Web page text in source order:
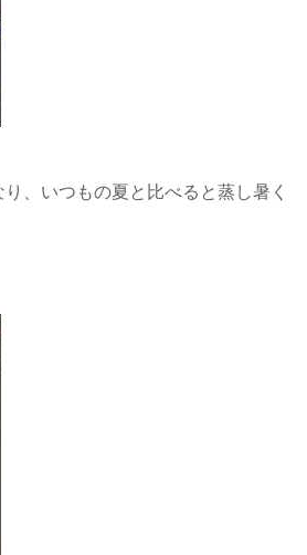
、いつもの夏と比べると蒸し暑く